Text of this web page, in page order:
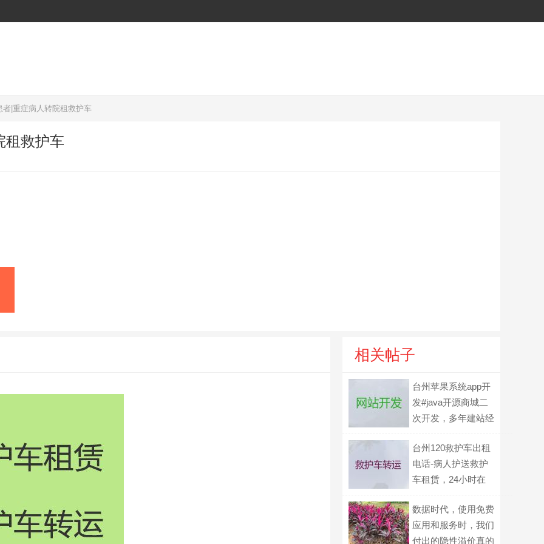
者|重症病人转院租救护车
租救护车
相关帖子
台州苹果系统app开
发#java开源商城二
次开发，多年建站经
台州120救护车出租
电话-病人护送救护
车租赁，24小时在
数据时代，使用免费
应用和服务时，我们
付出的隐性溢价真的